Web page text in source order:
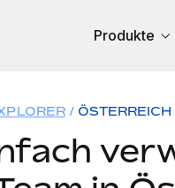
Produkte
ÖSTERREICH